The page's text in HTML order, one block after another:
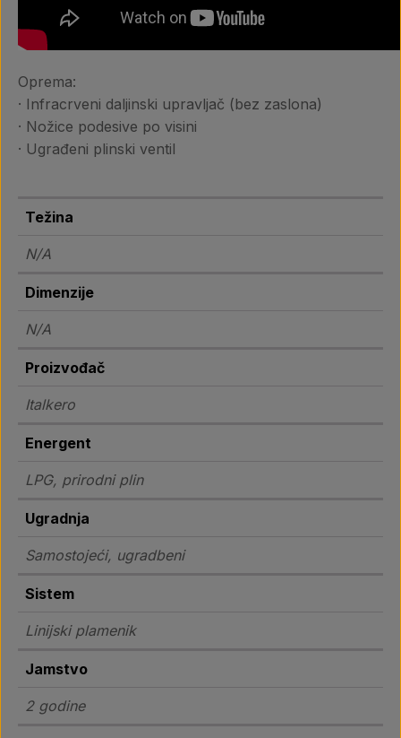
Oprema:
· Infracrveni daljinski upravljač (bez zaslona)
· Nožice podesive po visini
· Ugrađeni plinski ventil
Težina
N/A
Dimenzije
N/A
Proizvođač
Italkero
Energent
LPG, prirodni plin
Ugradnja
Samostojeći, ugradbeni
Sistem
Linijski plamenik
Jamstvo
2 godine